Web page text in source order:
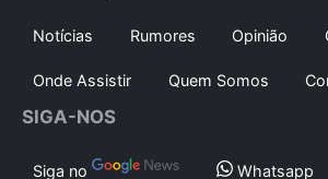
Notícias Rumores Opinião
Onde Assistir Quem Somos
SIGA-NOS
Siga no Whatsapp